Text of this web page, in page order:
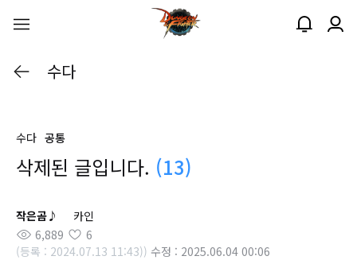
수다
수다 공통
삭제된 글입니다. (13)
작은곰♪
카인
6,889
6
(등록 : 2024.07.13 11:43)) 수정 : 2025.06.04 00:06